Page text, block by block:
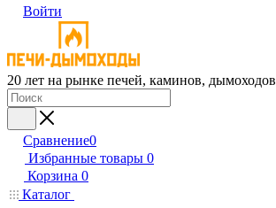
Войти
20 лет на рынке печей, каминов, дымоходов
Сравнение0
Избранные товары 0
Корзина 0
Каталог